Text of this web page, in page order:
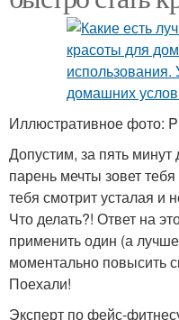
Иллюстративное фото:
Допустим, за пять минут
парень мечты зовет
тебя смотрит усталая и
Что делать?! Ответ на
применить один (а
моментально повысить
Поехали!
Эксперт по фейс-